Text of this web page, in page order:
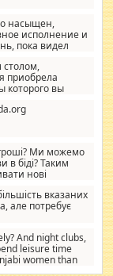
насыщен,
исполнение и
пока видел
и что главное -
удорожающих
столом,
приобрела
которого вы
гроші? Ми можемо
в біді? Таким
нові
Кожен
зможе, вони
суми, і зрілість
Не чекайте і не
подати, і ми
з нами
вказаних
але потребує
And night clubs,
leisure time
women than
5 star luxury